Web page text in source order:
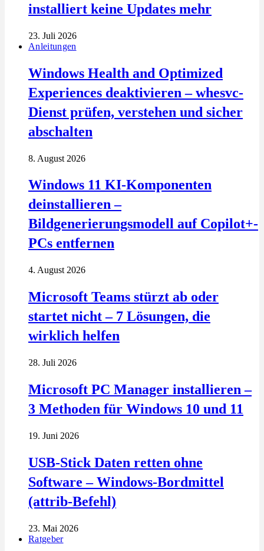
installiert keine Updates mehr
23. Juli 2026
Anleitungen
Windows Health and Optimized
Experiences deaktivieren – whesvc-
Dienst prüfen, verstehen und sicher
abschalten
8. August 2026
Windows 11 KI-Komponenten
deinstallieren –
Bildgenerierungsmodell auf Copilot+-
PCs entfernen
4. August 2026
Microsoft Teams stürzt ab oder
startet nicht – 7 Lösungen, die
wirklich helfen
28. Juli 2026
Microsoft PC Manager installieren –
3 Methoden für Windows 10 und 11
19. Juni 2026
USB-Stick Daten retten ohne
Software – Windows-Bordmittel
(attrib-Befehl)
23. Mai 2026
Ratgeber